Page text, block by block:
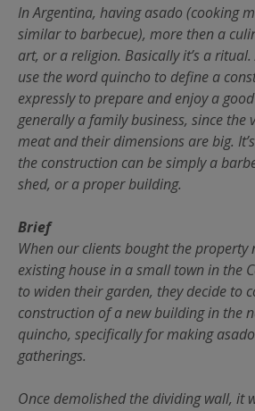
In Argentina, having asado (cooking
similar to barbecue), more then a
art, or a religion. Basically it’s a
use the word quincho to define a
expressly to prepare and enjoy a
generally a family business, since the
meat and their dimensions are big.
the construction can be simply a
shed, or a proper building.
Brief
When our clients bought the property
existing house in a small town in the
to widen their garden, they decide to
construction of a new building in the
quincho, specifically for making
gatherings.
Once demolished the dividing wall, it